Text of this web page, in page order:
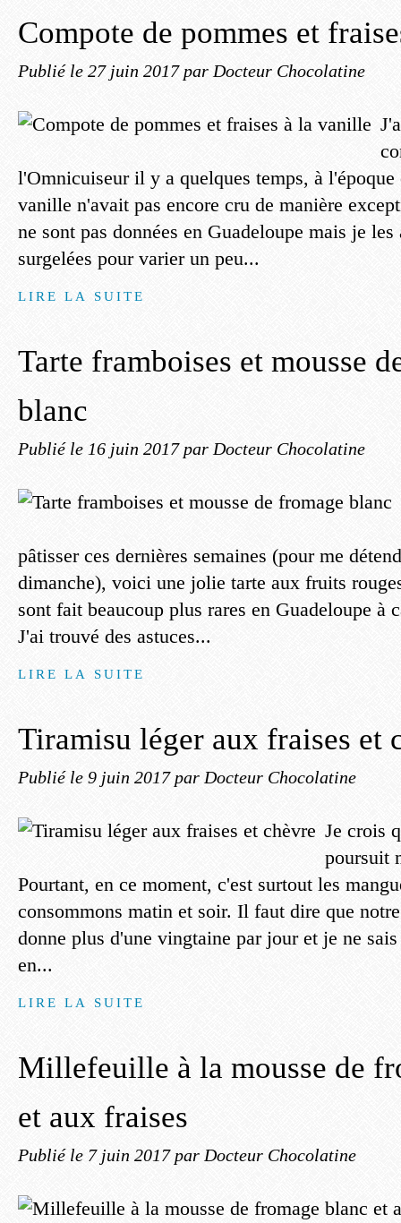
Compote de pommes et
Publié le 27 juin 2017 par Docteur Chocolatine
l'Omnicuiseur il y a quelques temps, à
vanille n'avait pas encore cru de manière
ne sont pas données en Guadeloupe mais je les
surgelées pour varier un peu...
LIRE LA SUITE
Tarte framboises et mousse
blanc
Publié le 16 juin 2017 par Docteur Chocolatine
pâtisser ces dernières semaines (pour me
dimanche), voici une jolie tarte aux fruits
sont fait beaucoup plus rares en Guadeloupe à
J'ai trouvé des astuces...
LIRE LA SUITE
Tiramisu léger aux fraises et
Publié le 9 juin 2017 par Docteur Chocolatine
Je crois
poursuit
Pourtant, en ce moment, c'est surtout les
consommons matin et soir. Il faut dire que
donne plus d'une vingtaine par jour et je ne
en...
LIRE LA SUITE
Millefeuille à la mousse de
et aux fraises
Publié le 7 juin 2017 par Docteur Chocolatine